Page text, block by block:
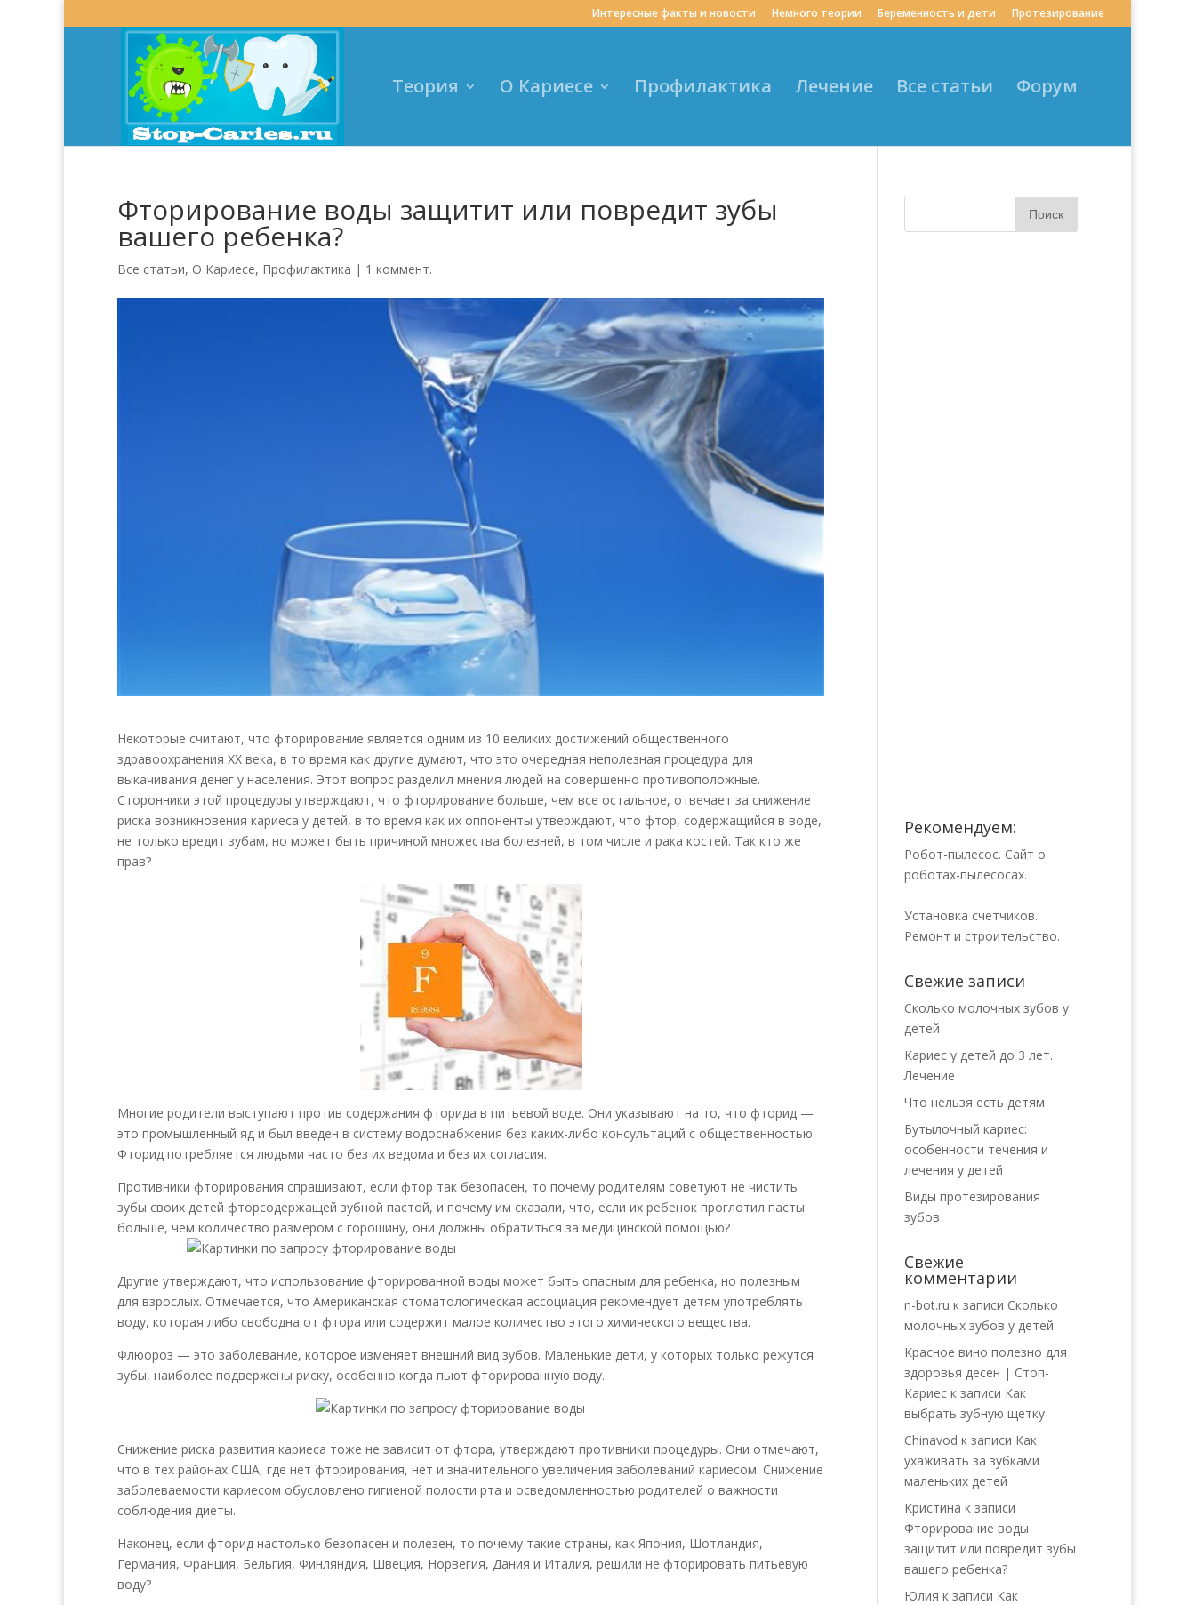
Интересные факты и новости Немного теории Беременность и дети Протезирование
Теория О Кариесе Профилактика Лечение Все статьи Форум
Фторирование воды защитит или повредит зубы
вашего ребенка?
Все статьи, О Кариесе, Профилактика | 1 коммент.
Некоторые считают, что фторирование является одним из 10 великих достижений общественного
здравоохранения XX века, в то время как другие думают, что это очередная неполезная процедура для
выкачивания денег у населения. Этот вопрос разделил мнения людей на совершенно противоположные.
Сторонники этой процедуры утверждают, что фторирование больше, чем все остальное, отвечает за снижение
риска возникновения кариеса у детей, в то время как их оппоненты утверждают, что фтор, содержащийся в воде,
не только вредит зубам, но может быть причиной множества болезней, в том числе и рака костей. Так кто же
прав?
Многие родители выступают против содержания фторида в питьевой воде. Они указывают на то, что фторид —
это промышленный яд и был введен в систему водоснабжения без каких-либо консультаций с общественностью.
Фторид потребляется людьми часто без их ведома и без их согласия.
Противники фторирования спрашивают, если фтор так безопасен, то почему родителям советуют не чистить
зубы своих детей фторсодержащей зубной пастой, и почему им сказали, что, если их ребенок проглотил пасты
больше, чем количество размером с горошину, они должны обратиться за медицинской помощью?
Другие утверждают, что использование фторированной воды может быть опасным для ребенка, но полезным
для взрослых. Отмечается, что Американская стоматологическая ассоциация рекомендует детям употреблять
воду, которая либо свободна от фтора или содержит малое количество этого химического вещества.
Флюороз — это заболевание, которое изменяет внешний вид зубов. Маленькие дети, у которых только режутся
зубы, наиболее подвержены риску, особенно когда пьют фторированную воду.
Снижение риска развития кариеса тоже не зависит от фтора, утверждают противники процедуры. Они отмечают,
что в тех районах США, где нет фторирования, нет и значительного увеличения заболеваний кариесом. Снижение
заболеваемости кариесом обусловлено гигиеной полости рта и осведомленностью родителей о важности
соблюдения диеты.
Наконец, если фторид настолько безопасен и полезен, то почему такие страны, как Япония, Шотландия,
Германия, Франция, Бельгия, Финляндия, Швеция, Норвегия, Дания и Италия, решили не фторировать питьевую
воду?
Рекомендуем:
Робот-пылесос. Сайт о
роботах-пылесосах.
Установка счетчиков.
Ремонт и строительство.
Свежие записи
Сколько молочных зубов у
детей
Кариес у детей до 3 лет.
Лечение
Что нельзя есть детям
Бутылочный кариес:
особенности течения и
лечения у детей
Виды протезирования
зубов
Свежие
комментарии
n-bot.ru к записи Сколько
молочных зубов у детей
Красное вино полезно для
здоровья десен | Стоп-
Кариеск записи Как
выбрать зубную щетку
Chinavod к записи Как
ухаживать за зубками
маленьких детей
Кристина к записи
Фторирование воды
защитит или повредит зубы
вашего ребенка?
Юлия к записи Как